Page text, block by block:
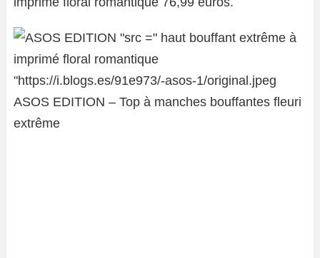
ASOS EDITION – Top à manches bouffantes fleuri
extrême